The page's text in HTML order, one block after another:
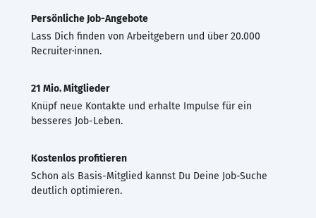
Persönliche Job-Angebote
Lass Dich finden von Arbeitgebern und über 20.000
Recruiter·innen.
21 Mio. Mitglieder
Knüpf neue Kontakte und erhalte Impulse für ein
besseres Job-Leben.
Kostenlos profitieren
Schon als Basis-Mitglied kannst Du Deine Job-Suche
deutlich optimieren.